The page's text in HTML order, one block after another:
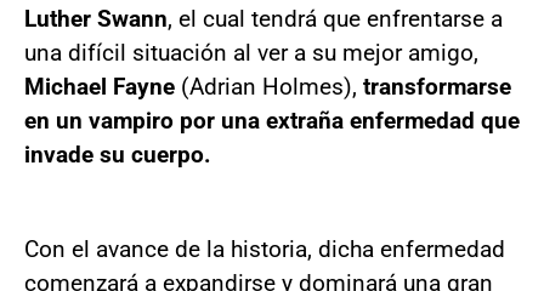
Luther Swann, el cual tendrá que enfrentarse a
una difícil situación al ver a su mejor amigo,
Michael Fayne (Adrian Holmes), transformarse
en un vampiro por una extraña enfermedad que
invade su cuerpo.
Con el avance de la historia, dicha enfermedad
comenzará a expandirse y dominará una gran